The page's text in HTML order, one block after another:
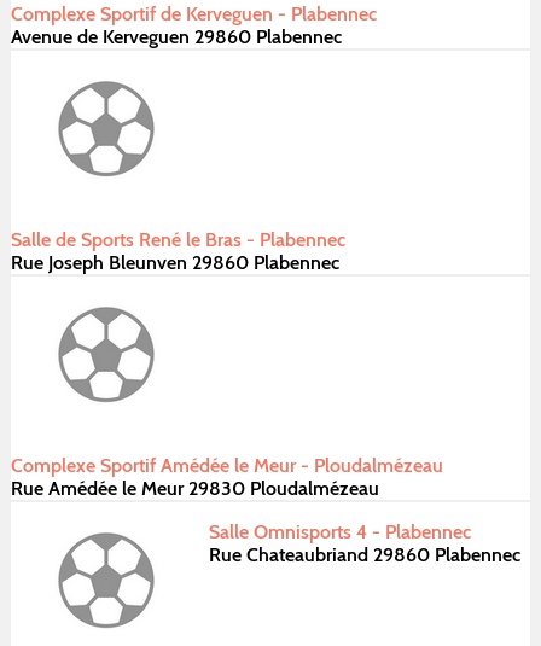
Complexe Sportif de Kerveguen - Plabennec
Avenue de Kerveguen 29860 Plabennec
Salle de Sports René le Bras - Plabennec
Rue Joseph Bleunven 29860 Plabennec
Complexe Sportif Amédée le Meur - Ploudalmézeau
Rue Amédée le Meur 29830 Ploudalmézeau
Salle Omnisports 4 - Plabennec
Rue Chateaubriand 29860 Plabennec